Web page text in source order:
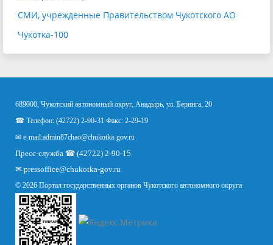
СМИ, учрежденные Правительством Чукотского АО
Чукотка-100
689000, Чукотский автономный округ, Анадырь, ул. Беринга, 20
☎ Телефон: (42722) 2-90-31 Факс: 2-29-19
✉ e-mail:admin87chao@chukotka-gov.ru
Пресс-служба ☎ (42722) 2-90-15
✉ pressoffice@chukotka-gov.ru
© 2026 Портал государственных органов Чукотского автономного округа